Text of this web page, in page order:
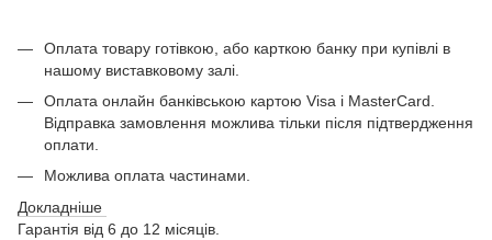
Оплата товару готівкою, або карткою банку при купівлі в
нашому виставковому залі.
Оплата онлайн банківською картою Visa і MasterCard.
Відправка замовлення можлива тільки після підтвердження
оплати.
Можлива оплата частинами.
Докладніше
Гарантія від 6 до 12 місяців.